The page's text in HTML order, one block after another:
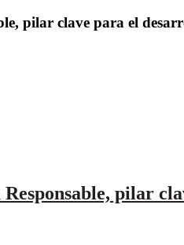
pilar clave para el
pilar